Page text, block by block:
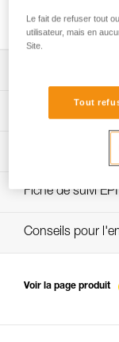
Procédure de
Fiche de suivi EPI
Conseils pour
Voir la page produit
Le fait de refuser tout
utilisateur, mais en
Site.
Tout